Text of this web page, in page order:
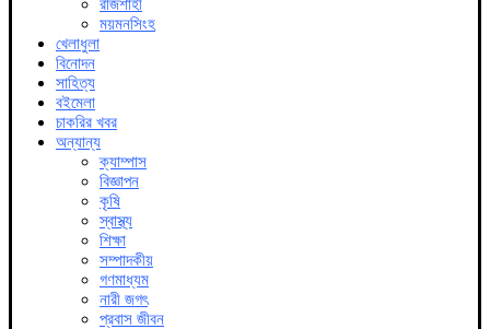
রাজশাহী
ময়মনসিংহ
খেলাধুলা
বিনোদন
সাহিত্য
বইমেলা
চাকরির খবর
অন্যান্য
ক্যাম্পাস
বিজ্ঞাপন
কৃষি
স্বাস্থ্য
শিক্ষা
সম্পাদকীয়
গণমাধ্যম
নারী জগৎ
প্রবাস জীবন